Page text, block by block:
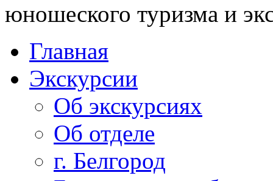
юношеского туризма и
Главная
Экскурсии
Об экскурсиях
Об отделе
г. Белгород